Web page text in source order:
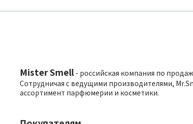
Mister Smell - российская компания по
Сотрудничая с ведущими производителями,
ассортимент парфюмерии и косметики.